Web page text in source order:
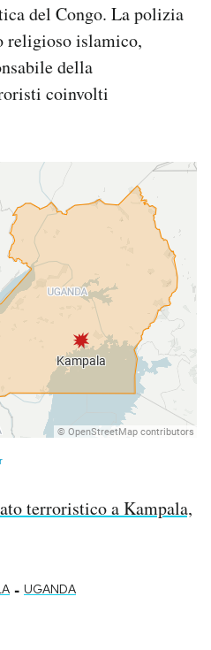
del Congo. La polizia
religioso islamico,
della
coinvolti
terroristico a Kampala,
- UGANDA